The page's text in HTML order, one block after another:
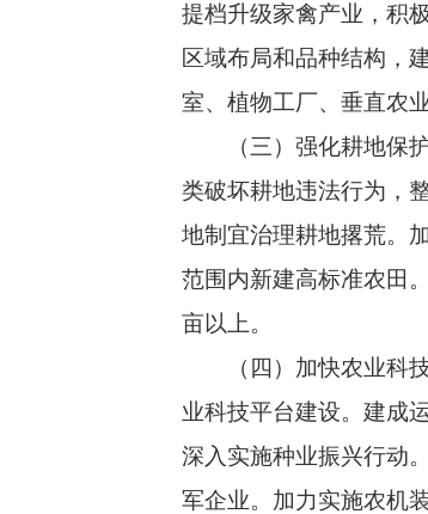
提档升级家禽产业，积
区域布局和品种结构，
室、植物工厂、垂直农
（三）强化耕地保护
类破坏耕地违法行为，
地制宜治理耕地撂荒。
范围内新建高标准农田
亩以上。
（四）加快农业科技
业科技平台建设。建成
深入实施种业振兴行动
军企业。加力实施农机